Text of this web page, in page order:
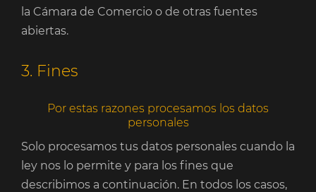
la Cámara de Comercio o de otras fuentes
abiertas.
3. Fines
Por estas razones procesamos los datos
personales
Solo procesamos tus datos personales cuando la
ley nos lo permite y para los fines que
describimos a continuación. En todos los casos,